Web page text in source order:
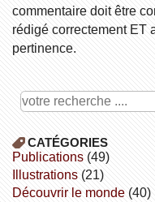
commentaire doit être
rédigé correctement ET
pertinence.
CATÉGORIES
publications(49)
illustrations(21)
découvrir le monde(40)